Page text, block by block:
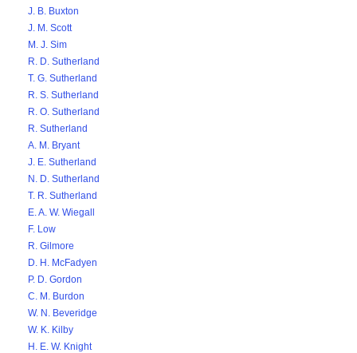
J. B. Buxton
J. M. Scott
M. J. Sim
R. D. Sutherland
T. G. Sutherland
R. S. Sutherland
R. O. Sutherland
R. Sutherland
A. M. Bryant
J. E. Sutherland
N. D. Sutherland
T. R. Sutherland
E. A. W. Wiegall
F. Low
R. Gilmore
D. H. McFadyen
P. D. Gordon
C. M. Burdon
W. N. Beveridge
W. K. Kilby
H. E. W. Knight